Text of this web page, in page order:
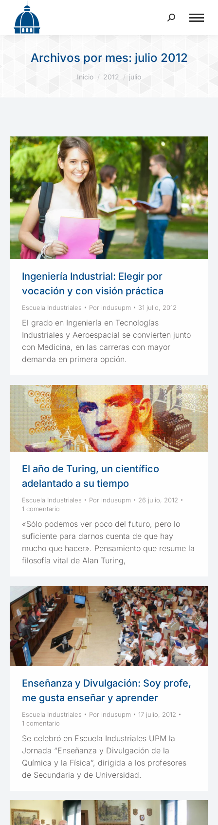
Buscar:
Archivos por mes: julio 2012
Estás aquí:
Inicio 2012 julio
Ingeniería Industrial: Elegir por
vocación y con visión práctica
Escuela Industriales Por indusupm 31 julio, 2012
El grado en Ingeniería en Tecnologías
Industriales y Aeroespacial se convierten junto
con Medicina, en las carreras con mayor
demanda en primera opción.
El año de Turing, un científico
adelantado a su tiempo
Escuela Industriales Por indusupm
26 julio, 2012
1 comentario
«Sólo podemos ver poco del futuro, pero lo
suficiente para darnos cuenta de que hay
mucho que hacer». Pensamiento que resume la
filosofía vital de Alan Turing,
Enseñanza y Divulgación: Soy profe,
me gusta enseñar y aprender
Escuela Industriales Por indusupm
17 julio, 2012
1 comentario
Se celebró en Escuela Industriales UPM la
Jornada “Enseñanza y Divulgación de la
Química y la Física”, dirigida a los profesores
de Secundaria y de Universidad.